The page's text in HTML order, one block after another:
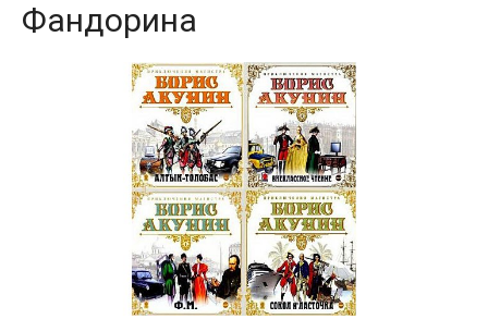
Фандорина